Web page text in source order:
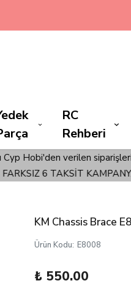
RC
Rehberi
verilen siparişlerinizde
6 TAKSİT KAMPANYASI!
KM Chassis Brace
Ürün Kodu: E8008
₺ 550.00